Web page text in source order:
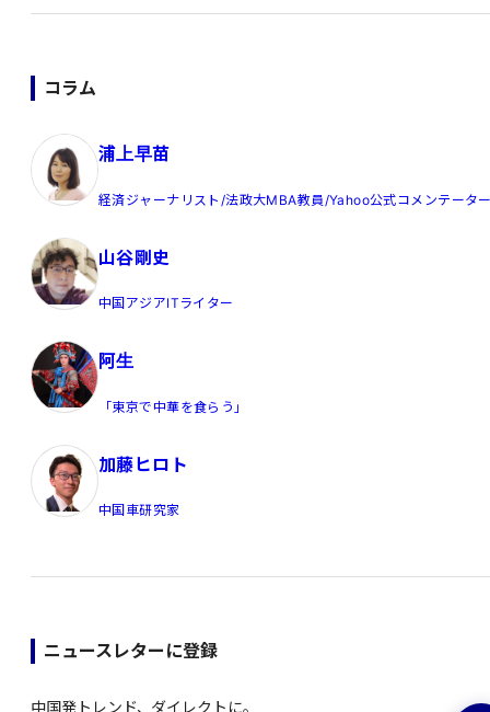
コラム
浦上早苗
経済ジャーナリスト/法政大MBA教員/Yahoo公式コメンテータ
山谷剛史
中国アジアITライター
阿生
「東京で中華を食らう」
加藤ヒロト
中国車研究家
ニュースレターに登録
中国発トレンド、ダイレクトに。